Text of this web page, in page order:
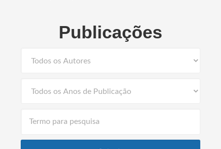
Publicações